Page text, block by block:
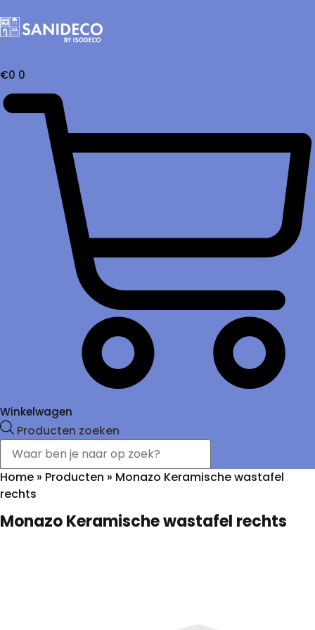
€0 0
Winkelwagen
Producten zoeken
Home » Producten » Monazo Keramische wastafel
rechts
Monazo Keramische wastafel rechts